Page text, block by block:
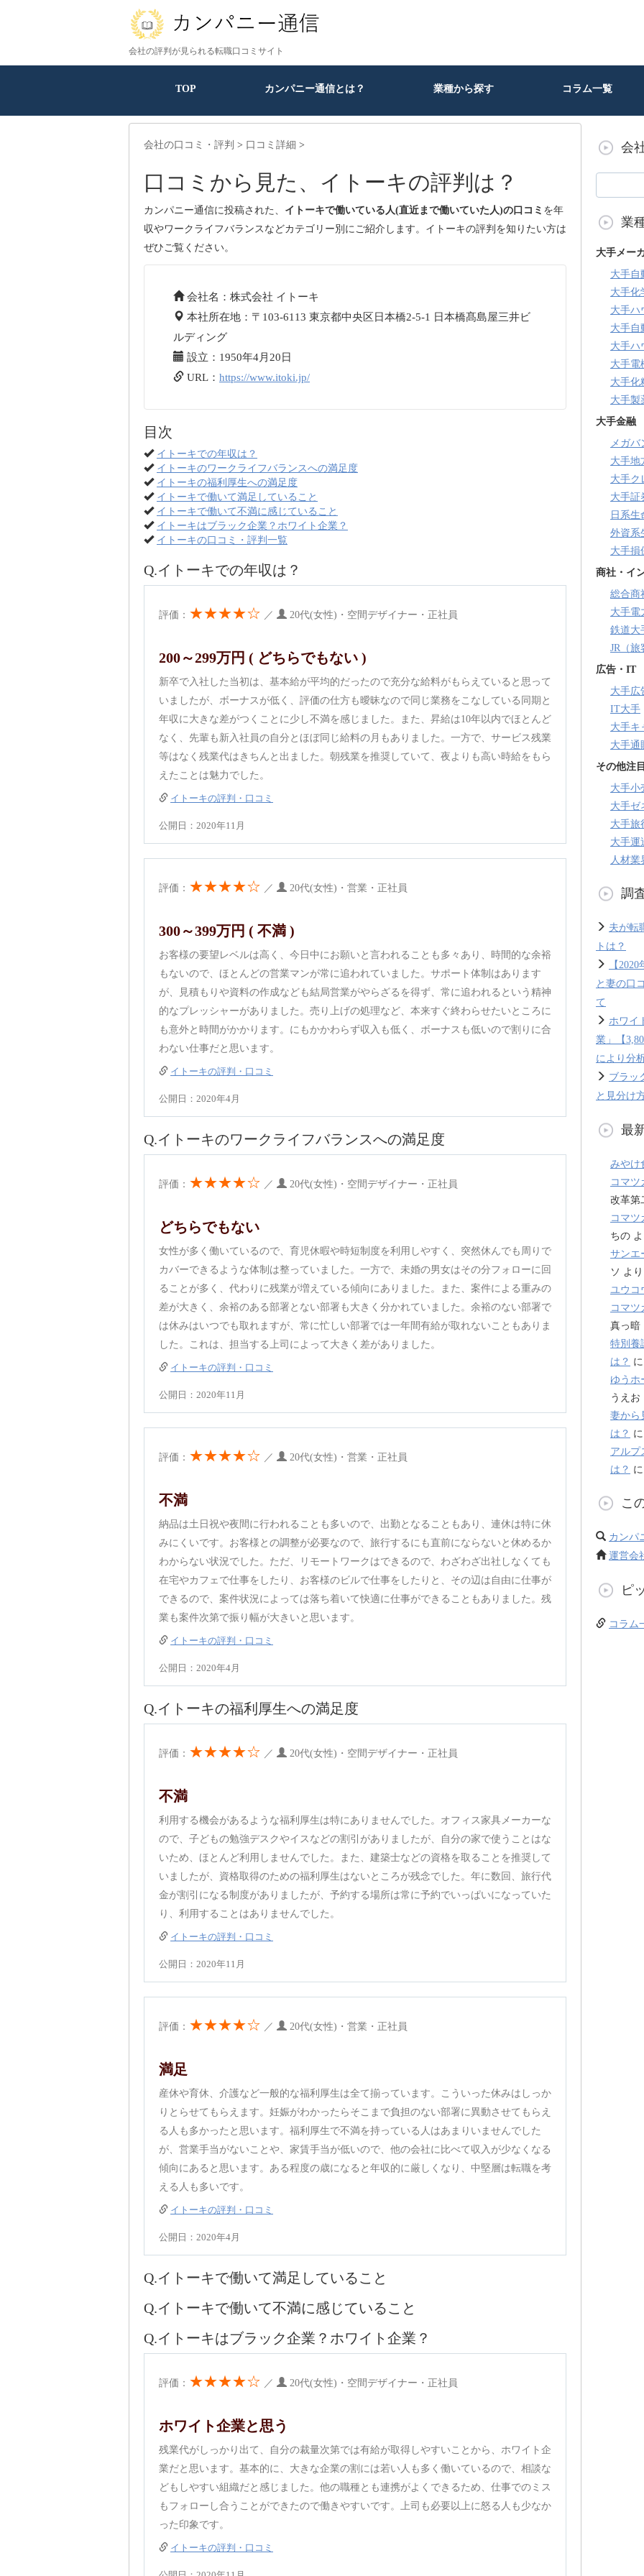
会社の評判が見られる転職口コミサイト
TOP カンパニー通信とは？ 業種から探す コラム一覧
会社の口コミ・評判 > 口コミ詳細 >
口コミから見た、イトーキの評判は？
カンパニー通信に投稿された、 イトーキで働いている人(直近まで働いていた人)の口コミ を年
収やワークライフバランスなどカテゴリー別にご紹介します。イトーキの評判を知りたい方は
ぜひご覧ください。
会社名：株式会社 イトーキ
本社所在地：〒103-6113 東京都中央区日本橋2-5-1 日本橋髙島屋三井ビ
ルディング
設立：1950年4月20日
URL： https://www.itoki.jp/
目次
イトーキでの年収は？
イトーキのワークライフバランスへの満足度
イトーキの福利厚生への満足度
イトーキで働いて満足していること
イトーキで働いて不満に感じていること
イトーキはブラック企業？ホワイト企業？
イトーキの口コミ・評判一覧
Q.イトーキでの年収は？
評価： ★★★★☆ ／ 20代(女性)・空間デザイナー・正社員
200～299万円 ( どちらでもない )
新卒で入社した当初は、基本給が平均的だったので充分な給料がもらえていると思って
いましたが、ボーナスが低く、評価の仕方も曖昧なので同じ業務をこなしている同期と
年収に大きな差がつくことに少し不満を感じました。また、昇給は10年以内でほとんど
なく、先輩も新入社員の自分とほぼ同じ給料の月もありました。一方で、サービス残業
等はなく残業代はきちんと出ました。朝残業を推奨していて、夜よりも高い時給をもら
えたことは魅力でした。
イトーキの評判・口コミ
公開日：2020年11月
評価： ★★★★☆ ／ 20代(女性)・営業・正社員
300～399万円 ( 不満 )
お客様の要望レベルは高く、今日中にお願いと言われることも多々あり、時間的な余裕
もないので、ほとんどの営業マンが常に追われていました。サポート体制はあります
が、見積もりや資料の作成なども結局営業がやらざるを得ず、常に追われるという精神
的なプレッシャーがありました。売り上げの処理など、本来すぐ終わらせたいところに
も意外と時間がかかります。にもかかわらず収入も低く、ボーナスも低いので割りに合
わない仕事だと思います。
イトーキの評判・口コミ
公開日：2020年4月
Q.イトーキのワークライフバランスへの満足度
評価： ★★★★☆ ／ 20代(女性)・空間デザイナー・正社員
どちらでもない
女性が多く働いているので、育児休暇や時短制度を利用しやすく、突然休んでも周りで
カバーできるような体制は整っていました。一方で、未婚の男女はその分フォローに回
ることが多く、代わりに残業が増えている傾向にありました。また、案件による重みの
差が大きく、余裕のある部署とない部署も大きく分かれていました。余裕のない部署で
は休みはいつでも取れますが、常に忙しい部署では一年間有給が取れないこともありま
した。これは、担当する上司によって大きく差がありました。
イトーキの評判・口コミ
公開日：2020年11月
評価： ★★★★☆ ／ 20代(女性)・営業・正社員
不満
納品は土日祝や夜間に行われることも多いので、出勤となることもあり、連休は特に休
みにくいです。お客様との調整が必要なので、旅行するにも直前にならないと休めるか
わからない状況でした。ただ、リモートワークはできるので、わざわざ出社しなくても
在宅やカフェで仕事をしたり、お客様のビルで仕事をしたりと、その辺は自由に仕事が
できるので、案件状況によっては落ち着いて快適に仕事ができることもありました。残
業も案件次第で振り幅が大きいと思います。
イトーキの評判・口コミ
公開日：2020年4月
Q.イトーキの福利厚生への満足度
評価： ★★★★☆ ／ 20代(女性)・空間デザイナー・正社員
不満
利用する機会があるような福利厚生は特にありませんでした。オフィス家具メーカーな
ので、子どもの勉強デスクやイスなどの割引がありましたが、自分の家で使うことはな
いため、ほとんど利用しませんでした。また、建築士などの資格を取ることを推奨して
いましたが、資格取得のための福利厚生はないところが残念でした。年に数回、旅行代
金が割引になる制度がありましたが、予約する場所は常に予約でいっぱいになっていた
り、利用することはありませんでした。
イトーキの評判・口コミ
公開日：2020年11月
評価： ★★★★☆ ／ 20代(女性)・営業・正社員
満足
産休や育休、介護など一般的な福利厚生は全て揃っています。こういった休みはしっか
りとらせてもらえます。妊娠がわかったらそこまで負担のない部署に異動させてもらえ
る人も多かったと思います。福利厚生で不満を持っている人はあまりいませんでした
が、営業手当がないことや、家賃手当が低いので、他の会社に比べて収入が少なくなる
傾向にあると思います。ある程度の歳になると年収的に厳しくなり、中堅層は転職を考
える人も多いです。
イトーキの評判・口コミ
公開日：2020年4月
Q.イトーキで働いて満足していること
Q.イトーキで働いて不満に感じていること
Q.イトーキはブラック企業？ホワイト企業？
評価： ★★★★☆ ／ 20代(女性)・空間デザイナー・正社員
ホワイト企業と思う
残業代がしっかり出て、自分の裁量次第では有給が取得しやすいことから、ホワイト企
業だと思います。基本的に、大きな企業の割には若い人も多く働いているので、相談な
どもしやすい組織だと感じました。他の職種とも連携がよくできるため、仕事でのミス
もフォローし合うことができたので働きやすいです。上司も必要以上に怒る人も少なか
った印象です。
イトーキの評判・口コミ
会
業
大手メー
大手自
大手化
大手ハ
大手自
大手ハ
大手電
大手化
大手製
大手金融
メガバ
大手地
大手ク
大手証
日系生
外資系
大手損
商社・イ
総合商
大手電
鉄道大
JR（旅
広告・IT
大手広
IT大手
大手キ
大手通
その他注
大手小
大手ゼ
大手旅
大手運
人材業
調
夫が転
トは？
【
と妻の口
て
ホワイ
業」【
により分
ブラッ
と見分け
最
みやけ
コマツ
改革第
コマツ
ちの
サンエ
ソ より
ユウコ
コマツ
真っ暗
特別養
は？
ゆうホ
うえお
妻から
は？
アルプ
は？
こ
カンパ
運営会
ピ
コラム